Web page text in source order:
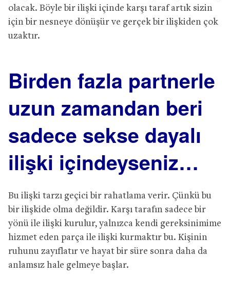
olacak. Böyle bir ilişki içinde karşı taraf artık sizin
için bir nesneye dönüşür ve gerçek bir ilişkiden çok
uzaktır.
Birden fazla partnerle
uzun zamandan beri
sadece sekse dayalı
ilişki içindeyseniz…
Bu ilişki tarzı geçici bir rahatlama verir. Çünkü bu
bir ilişkide olma değildir. Karşı tarafın sadece bir
yönü ile ilişki kurulur, yalnızca kendi gereksinimime
hizmet eden parça ile ilişki kurmaktır bu. Kişinin
ruhunu zayıflatır ve hayat bir süre sonra daha da
anlamsız hale gelmeye başlar.